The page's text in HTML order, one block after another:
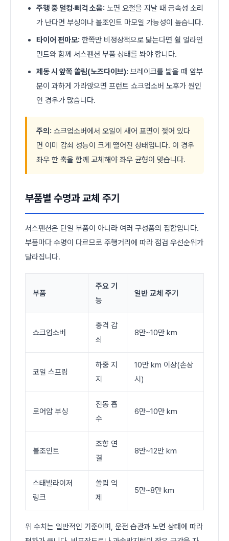
주행 중 덜컹·삐걱 소음: 노면 요철을 지날 때 금속성 소리
가 난다면 부싱이나 볼조인트 마모일 가능성이 높습니다.
타이어 편마모: 한쪽만 비정상적으로 닳는다면 휠 얼라인
먼트와 함께 서스펜션 부품 상태를 봐야 합니다.
제동 시 앞쪽 쏠림(노즈다이브): 브레이크를 밟을 때 앞부
분이 과하게 가라앉으면 프런트 쇼크업소버 노후가 원인
인 경우가 많습니다.
주의: 쇼크업소버에서 오일이 새어 표면이 젖어 있다
면 이미 감쇠 성능이 크게 떨어진 상태입니다. 이 경우
좌우 한 축을 함께 교체해야 좌우 균형이 맞습니다.
부품별 수명과 교체 주기
서스펜션은 단일 부품이 아니라 여러 구성품의 집합입니다.
부품마다 수명이 다르므로 주행거리에 따라 점검 우선순위가
달라집니다.
부품
주요 기
능
일반 교체 주기
쇼크업소버
충격 감
쇠
8만~10만 km
코일 스프링
하중 지
지
10만 km 이상(손상
시)
로어암 부싱
진동 흡
수
6만~10만 km
볼조인트
조향 연
결
8만~12만 km
스태빌라이저
링크
쏠림 억
제
5만~8만 km
위 수치는 일반적인 기준이며, 운전 습관과 노면 상태에 따라